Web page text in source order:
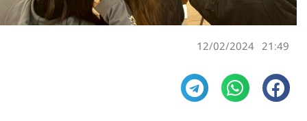
21:49
12/02/2024